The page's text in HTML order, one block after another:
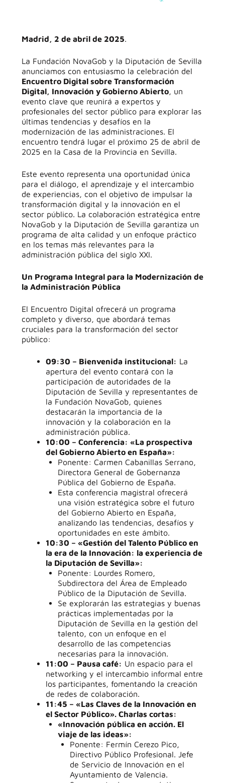
Madrid, 2 de abril de 2025.
La Fundación NovaGob y la Diputación de Sevilla
anunciamos con entusiasmo la celebración del
Encuentro Digital sobre Transformación
Digital, Innovación y Gobierno Abierto, un
evento clave que reunirá a expertos y
profesionales del sector público para explorar las
últimas tendencias y desafíos en la
modernización de las administraciones. El
encuentro tendrá lugar el próximo 25 de abril de
2025 en la Casa de la Provincia en Sevilla.
Este evento representa una oportunidad única
para el diálogo, el aprendizaje y el intercambio
de experiencias, con el objetivo de impulsar la
transformación digital y la innovación en el
sector público. La colaboración estratégica entre
NovaGob y la Diputación de Sevilla garantiza un
programa de alta calidad y un enfoque práctico
en los temas más relevantes para la
administración pública del siglo XXI.
Un Programa Integral para la Modernización de
la Administración Pública
El Encuentro Digital ofrecerá un programa
completo y diverso, que abordará temas
cruciales para la transformación del sector
público:
09:30 – Bienvenida institucional: La
apertura del evento contará con la
participación de autoridades de la
Diputación de Sevilla y representantes de
la Fundación NovaGob, quienes
destacarán la importancia de la
innovación y la colaboración en la
administración pública.
10:00 – Conferencia: «La prospectiva
del Gobierno Abierto en España»:
Ponente: Carmen Cabanillas Serrano,
Directora General de Gobernanza
Pública del Gobierno de España.
Esta conferencia magistral ofrecerá
una visión estratégica sobre el futuro
del Gobierno Abierto en España,
analizando las tendencias, desafíos y
oportunidades en este ámbito.
10:30 – «Gestión del Talento Público en
la era de la Innovación: la experiencia de
la Diputación de Sevilla»:
Ponente: Lourdes Romero,
Subdirectora del Área de Empleado
Público de la Diputación de Sevilla.
Se explorarán las estrategias y buenas
prácticas implementadas por la
Diputación de Sevilla en la gestión del
talento, con un enfoque en el
desarrollo de las competencias
necesarias para la innovación.
11:00 – Pausa café: Un espacio para el
networking y el intercambio informal entre
los participantes, fomentando la creación
de redes de colaboración.
11:45 – «Las Claves de la Innovación en
el Sector Público». Charlas cortas:
«Innovación pública en acción. El
viaje de las ideas»:
Ponente: Fermín Cerezo Pico,
Directivo Público Profesional. Jefe
de Servicio de Innovación en el
Ayuntamiento de Valencia.